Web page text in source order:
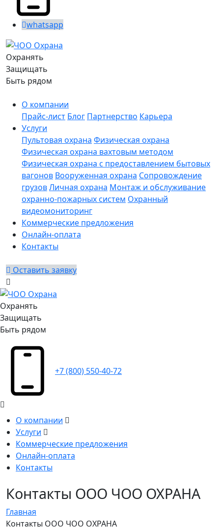
whatsapp
Охранять
Защищать
Быть рядом
О компании
Прайс-лист Блог Партнерство Карьера
Услуги
Пультовая охрана Физическая охрана
Физическая охрана вахтовым методом
Физическая охрана с предоставлением бытовых
вагонов Вооруженная охрана Сопровождение
грузовЛичная охрана Монтаж и обслуживание
охранно-пожарных систем Охранный
видеомониторинг
Коммерческие предложения
Онлайн-оплата
Контакты
Оставить заявку
Охранять
Защищать
Быть рядом
+7 (800) 550-40-72
О компании
Услуги
Коммерческие предложения
Онлайн-оплата
Контакты
Контакты ООО ЧОО ОХРАНА
Главная
Контакты ООО ЧОО ОХРАНА